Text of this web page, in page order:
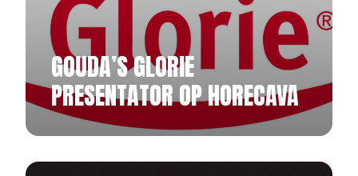
GOUDA’S GLORIE
PRESENTATOR OP HORECAVA